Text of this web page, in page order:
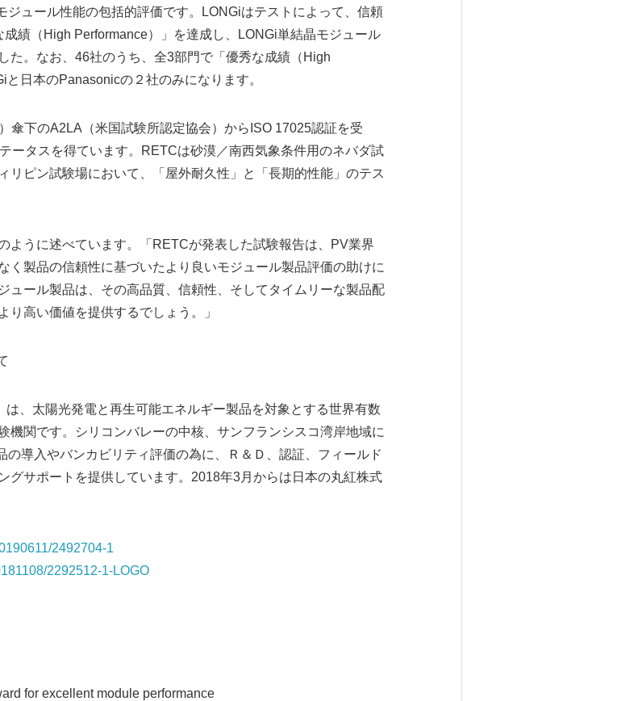
ジュール性能の包括的評価です。LONGiはテストによって、信頼
績（High Performance）」を達成し、LONGi単結晶モジュール
た。なお、46社のうち、全3部門で「優秀な成績（High
日本のPanasonicの２社のみになります。
傘下のA2LA（米国試験所認定協会）からISO 17025認証を受
ータスを得ています。RETCは砂漠／南西気象条件用のネバダ試
リピン試験場において、「屋外耐久性」と「長期的性能」のテス
ように述べています。「RETCが発表した試験報告は、PV業界
く製品の信頼性に基づいたより良いモジュール製品評価の助けに
ュール製品は、その高品質、信頼性、そしてタイムリーな製品配
高い価値を提供するでしょう。」
、太陽光発電と再生可能エネルギー製品を対象とする世界有数
機関です。シリコンバレーの中核、サンフランシスコ湾岸地域に
導入やバンカビリティ評価の為に、Ｒ＆Ｄ、認証、フィールド
グサポートを提供しています。2018年3月からは日本の丸紅株式
2492704-1
2292512-1-LOGO
for excellent module performance